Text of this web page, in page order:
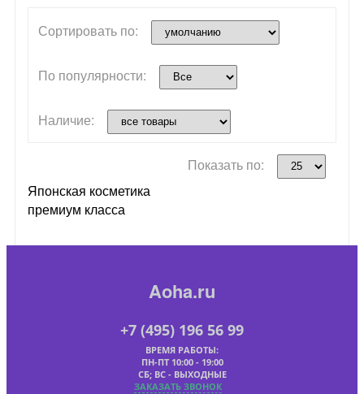
Сортировать по:
По популярности:
Наличие:
Показать по:
Японская косметика
премиум класса
Aoha.ru
+7 (495) 196 56 99
ВРЕМЯ РАБОТЫ:
ПН-ПТ 10:00 - 19:00
СБ; ВС - ВЫХОДНЫЕ
ЗАКАЗАТЬ ЗВОНОК